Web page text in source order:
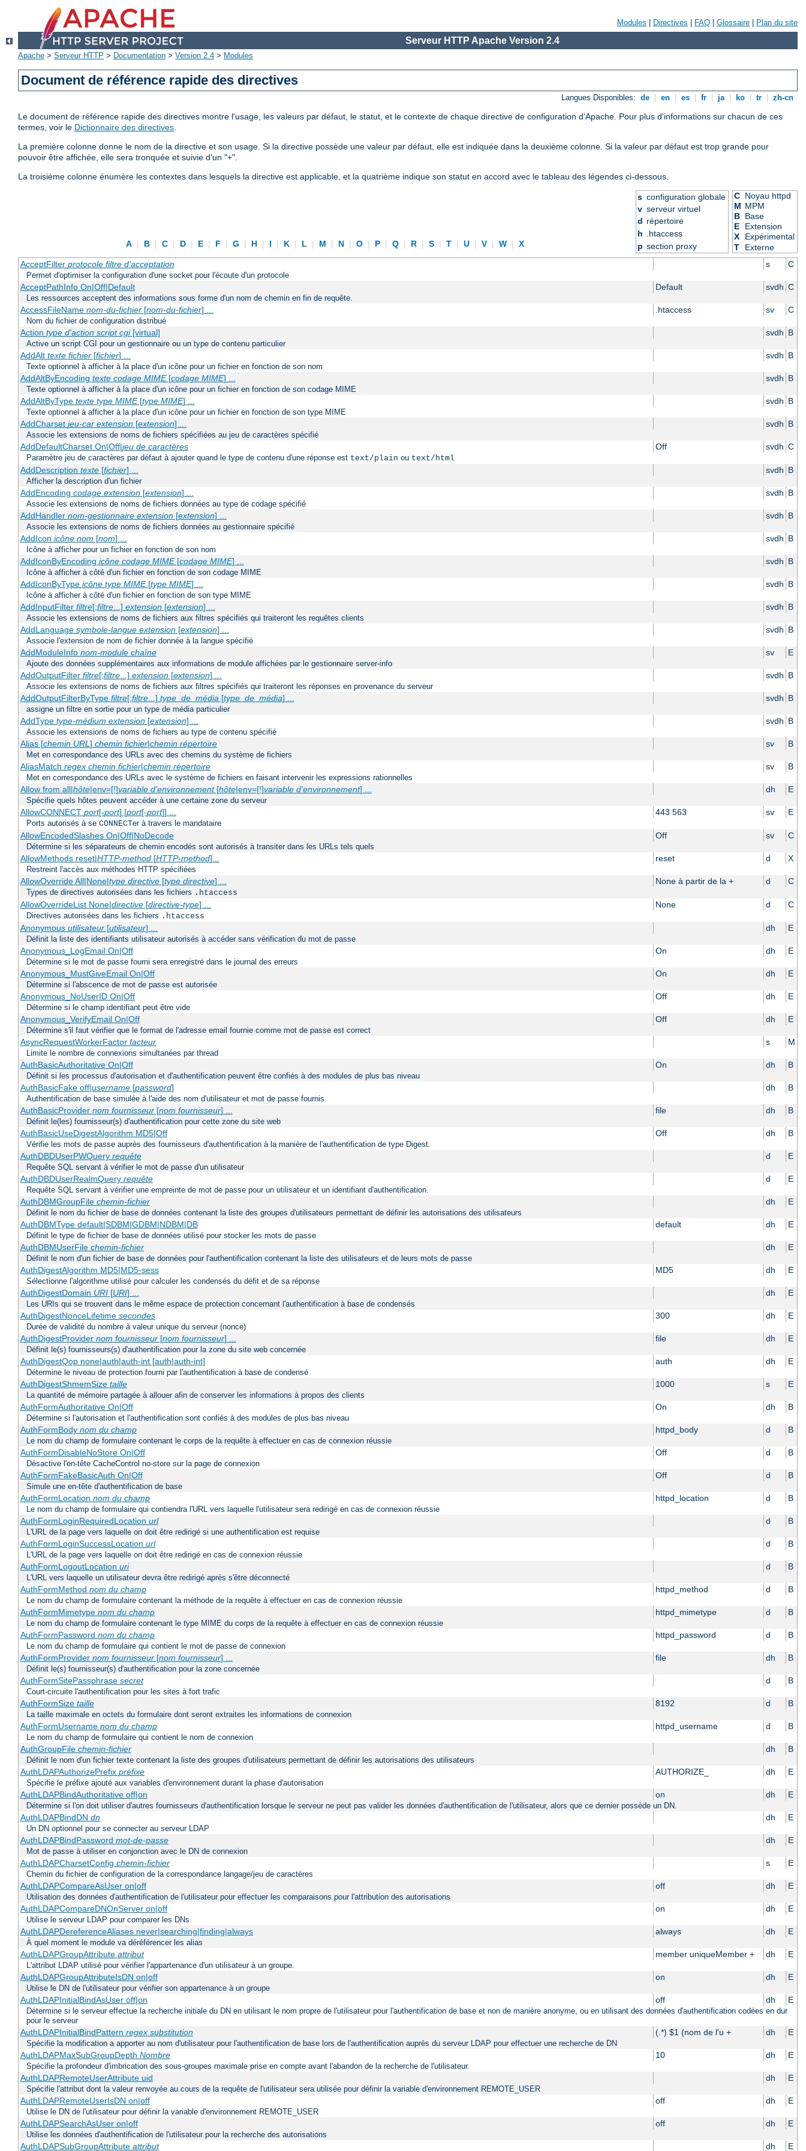
Modules Directives FAQ Glossaire Plan du site
Serveur HTTP Apache Version 2.4
Apache > Serveur HTTP > Documentation > Version 2.4 > Modules
Document de référence rapide des directives
Langues Disponibles: de en es fr ja ko tr zh-cn
Le document de référence rapide des directives montre l'usage, les valeurs par défaut, le statut, et le contexte de chaque directive de configuration d'Apache. Pour plus d'informations sur chacun de ces
termes, voir le Dictionnaire des directives.
La première colonne donne le nom de la directive et son usage. Si la directive possède une valeur par défaut, elle est indiquée dans la deuxième colonne. Si la valeur par défaut est trop grande pour
pouvoir être affichée, elle sera tronquée et suivie d'un "+".
La troisième colonne énumère les contextes dans lesquels la directive est applicable, et la quatrième indique son statut en accord avec le tableau des légendes ci-dessous.
A | B | C | D | E | F | G | H | I | K | L | M | N | O | P | Q | R | S | T | U | V | W | X
s configuration globale
v serveur virtuel
d répertoire
h .htaccess
p section proxy
C Noyau httpd
M MPM
B Base
E
Extension
X
Expérimental
T
Externe
AcceptFilter protocole filtre d'acceptation s C
Permet d'optimiser la configuration d'une socket pour l'écoute d'un protocole
AcceptPathInfo On|Off|Default Default svdh C
Les ressources acceptent des informations sous forme d'un nom de chemin en fin de requête.
AccessFileName nom-du-fichier[nom-du-fichier] ... .htaccess sv C
Nom du fichier de configuration distribué
Action type d'action script cgi[virtual] svdh B
Active un script CGI pour un gestionnaire ou un type de contenu particulier
AddAlt texte fichier[fichier] ... svdh B
Texte optionnel à afficher à la place d'un icône pour un fichier en fonction de son nom
AddAltByEncoding texte codage MIME[codage MIME] ... svdh B
Texte optionnel à afficher à la place d'un icône pour un fichier en fonction de son codage MIME
AddAltByType texte type MIME[type MIME] ... svdh B
Texte optionnel à afficher à la place d'un icône pour un fichier en fonction de son type MIME
AddCharset jeu-car extension[extension] ... svdh B
Associe les extensions de noms de fichiers spécifiées au jeu de caractères spécifié
AddDefaultCharset On|Off|jeu de caractères Off svdh C
Paramètre jeu de caractères par défaut à ajouter quand le type de contenu d'une réponse est text/plain ou text/html
AddDescription texte[fichier] ... svdh B
Afficher la description d'un fichier
AddEncoding codage extension[extension] ... svdh B
Associe les extensions de noms de fichiers données au type de codage spécifié
AddHandler nom-gestionnaire extension[extension] ... svdh B
Associe les extensions de noms de fichiers données au gestionnaire spécifié
AddIcon icône nom [nom] ... svdh B
Icône à afficher pour un fichier en fonction de son nom
AddIconByEncoding icône codage MIME[codage MIME] ... svdh B
Icône à afficher à côté d'un fichier en fonction de son codage MIME
AddIconByType icône type MIME[type MIME] ... svdh B
Icône à afficher à côté d'un fichier en fonction de son type MIME
AddInputFilter filtre[;filtre...] extension[extension] ... svdh B
Associe les extensions de noms de fichiers aux filtres spécifiés qui traiteront les requêtes clients
AddLanguage symbole-langue extension[extension] ... svdh B
Associe l'extension de nom de fichier donnée à la langue spécifié
AddModuleInfo nom-module chaîne sv E
Ajoute des données supplémentaires aux informations de module affichées par le gestionnaire server-info
AddOutputFilter filtre[;filtre...] extension[extension] ... svdh B
Associe les extensions de noms de fichiers aux filtres spécifiés qui traiteront les réponses en provenance du serveur
AddOutputFilterByType filtre[;filtre...] type_de_média[type_de_média] ... svdh B
assigne un filtre en sortie pour un type de média particulier
AddType type-médium extension[extension] ... svdh B
Associe les extensions de noms de fichiers au type de contenu spécifié
Alias [chemin URL] chemin fichier|chemin répertoire sv B
Met en correspondance des URLs avec des chemins du système de fichiers
AliasMatch regex chemin fichier|chemin répertoire sv B
Met en correspondance des URLs avec le système de fichiers en faisant intervenir les expressions rationnelles
Allow from all|hôte|env=[!]variable d'environnement[hôte|env=[!]variable d'environnement] ... dh E
Spécifie quels hôtes peuvent accéder à une certaine zone du serveur
AllowCONNECT port[-port] [port[-port]] ... 443 563 sv E
Ports autorisés à se CONNECTer à travers le mandataire
AllowEncodedSlashes On|Off|NoDecode Off sv C
Détermine si les séparateurs de chemin encodés sont autorisés à transiter dans les URLs tels quels
AllowMethods reset|HTTP-method[HTTP-method]... reset d X
Restreint l'accès aux méthodes HTTP spécifiées
AllowOverride All|None|type directive[type directive] ... None à partir de la + d C
Types de directives autorisées dans les fichiers .htaccess
AllowOverrideList None|directive[directive-type] ... None d C
Directives autorisées dans les fichiers .htaccess
Anonymous utilisateur[utilisateur] ... dh E
Définit la liste des identifiants utilisateur autorisés à accéder sans vérification du mot de passe
Anonymous_LogEmail On|Off On dh E
Détermine si le mot de passe fourni sera enregistré dans le journal des erreurs
Anonymous_MustGiveEmail On|Off On dh E
Détermine si l'abscence de mot de passe est autorisée
Anonymous_NoUserID On|Off Off dh E
Détermine si le champ identifiant peut être vide
Anonymous_VerifyEmail On|Off Off dh E
Détermine s'il faut vérifier que le format de l'adresse email fournie comme mot de passe est correct
AsyncRequestWorkerFactor facteur s M
Limite le nombre de connexions simultanées par thread
AuthBasicAuthoritative On|Off On dh B
Définit si les processus d'autorisation et d'authentification peuvent être confiés à des modules de plus bas niveau
AuthBasicFake off|username[password] dh B
Authentification de base simulée à l'aide des nom d'utilisateur et mot de passe fournis
AuthBasicProvider nom fournisseur[nom fournisseur] ... file dh B
Définit le(les) fournisseur(s) d'authentification pour cette zone du site web
AuthBasicUseDigestAlgorithm MD5|Off Off dh B
Vérifie les mots de passe auprès des fournisseurs d'authentification à la manière de l'authentification de type Digest.
AuthDBDUserPWQuery requête d E
Requête SQL servant à vérifier le mot de passe d'un utilisateur
AuthDBDUserRealmQuery requête d E
Requête SQL servant à vérifier une empreinte de mot de passe pour un utilisateur et un identifiant d'authentification.
AuthDBMGroupFile chemin-fichier dh E
Définit le nom du fichier de base de données contenant la liste des groupes d'utilisateurs permettant de définir les autorisations des utilisateurs
AuthDBMType default|SDBM|GDBM|NDBM|DB default dh E
Définit le type de fichier de base de données utilisé pour stocker les mots de passe
AuthDBMUserFile chemin-fichier dh E
Définit le nom d'un fichier de base de données pour l'authentification contenant la liste des utilisateurs et de leurs mots de passe
AuthDigestAlgorithm MD5|MD5-sess MD5 dh E
Sélectionne l'algorithme utilisé pour calculer les condensés du défit et de sa réponse
AuthDigestDomain URI[URI] ... dh E
Les URIs qui se trouvent dans le même espace de protection concernant l'authentification à base de condensés
AuthDigestNonceLifetime secondes 300 dh E
Durée de validité du nombre à valeur unique du serveur (nonce)
AuthDigestProvider nom fournisseur[nom fournisseur] ... file dh E
Définit le(s) fournisseurs(s) d'authentification pour la zone du site web concernée
AuthDigestQop none|auth|auth-int [auth|auth-int] auth dh E
Détermine le niveau de protection fourni par l'authentification à base de condensé
AuthDigestShmemSize taille 1000 s E
La quantité de mémoire partagée à allouer afin de conserver les informations à propos des clients
AuthFormAuthoritative On|Off On dh B
Détermine si l'autorisation et l'authentification sont confiés à des modules de plus bas niveau
AuthFormBody nom du champ httpd_body d B
Le nom du champ de formulaire contenant le corps de la requête à effectuer en cas de connexion réussie
AuthFormDisableNoStore On|Off Off d B
Désactive l'en-tête CacheControl no-store sur la page de connexion
AuthFormFakeBasicAuth On|Off Off d B
Simule une en-tête d'authentification de base
AuthFormLocation nom du champ httpd_location d B
Le nom du champ de formulaire qui contiendra l'URL vers laquelle l'utilisateur sera redirigé en cas de connexion réussie
AuthFormLoginRequiredLocation url d B
L'URL de la page vers laquelle on doit être redirigé si une authentification est requise
AuthFormLoginSuccessLocation url d B
L'URL de la page vers laquelle on doit être redirigé en cas de connexion réussie
AuthFormLogoutLocation uri d B
L'URL vers laquelle un utilisateur devra être redirigé après s'être déconnecté
AuthFormMethod nom du champ httpd_method d B
Le nom du champ de formulaire contenant la méthode de la requête à effectuer en cas de connexion réussie
AuthFormMimetype nom du champ httpd_mimetype d B
Le nom du champ de formulaire contenant le type MIME du corps de la requête à effectuer en cas de connexion réussie
AuthFormPassword nom du champ httpd_password d B
Le nom du champ de formulaire qui contient le mot de passe de connexion
AuthFormProvider nom fournisseur[nom fournisseur] ... file dh B
Définit le(s) fournisseur(s) d'authentification pour la zone concernée
AuthFormSitePassphrase secret d B
Court-circuite l'authentification pour les sites à fort trafic
AuthFormSize taille 8192 d B
La taille maximale en octets du formulaire dont seront extraites les informations de connexion
AuthFormUsername nom du champ httpd_username d B
Le nom du champ de formulaire qui contient le nom de connexion
AuthGroupFile chemin-fichier dh B
Définit le nom d'un fichier texte contenant la liste des groupes d'utilisateurs permettant de définir les autorisations des utilisateurs
AuthLDAPAuthorizePrefix préfixe AUTHORIZE_ dh E
Spécifie le préfixe ajouté aux variables d'environnement durant la phase d'autorisation
AuthLDAPBindAuthoritative off|on on dh E
Détermine si l'on doit utiliser d'autres fournisseurs d'authentification lorsque le serveur ne peut pas valider les données d'authentification de l'utilisateur, alors que ce dernier possède un DN.
AuthLDAPBindDN dn dh E
Un DN optionnel pour se connecter au serveur LDAP
AuthLDAPBindPassword mot-de-passe dh E
Mot de passe à utiliser en conjonction avec le DN de connexion
AuthLDAPCharsetConfig chemin-fichier s E
Chemin du fichier de configuration de la correspondance langage/jeu de caractères
AuthLDAPCompareAsUser on|off off dh E
Utilisation des données d'authentification de l'utilisateur pour effectuer les comparaisons pour l'attribution des autorisations
AuthLDAPCompareDNOnServer on|off on dh E
Utilise le serveur LDAP pour comparer les DNs
AuthLDAPDereferenceAliases never|searching|finding|always always dh E
À quel moment le module va déréférencer les alias
AuthLDAPGroupAttribute attribut member uniqueMember + dh E
L'attribut LDAP utilisé pour vérifier l'appartenance d'un utilisateur à un groupe.
AuthLDAPGroupAttributeIsDN on|off on dh E
Utilise le DN de l'utilisateur pour vérifier son appartenance à un groupe
AuthLDAPInitialBindAsUser off|on off dh E
Détermine si le serveur effectue la recherche initiale du DN en utilisant le nom propre de l'utilisateur pour l'authentification de base et non de manière anonyme, ou en utilisant des données d'authentification codées en dur
pour le serveur
AuthLDAPInitialBindPattern regex substitution (.*) $1 (nom de l'u + dh E
Spécifie la modification a apporter au nom d'utilisateur pour l'authentification de base lors de l'authentification auprès du serveur LDAP pour effectuer une recherche de DN
AuthLDAPMaxSubGroupDepth Nombre 10 dh E
Spécifie la profondeur d'imbrication des sous-groupes maximale prise en compte avant l'abandon de la recherche de l'utilisateur.
AuthLDAPRemoteUserAttribute uid dh E
Spécifie l'attribut dont la valeur renvoyée au cours de la requête de l'utilisateur sera utilisée pour définir la variable d'environnement REMOTE_USER
AuthLDAPRemoteUserIsDN on|off off dh E
Utilise le DN de l'utilisateur pour définir la variable d'environnement REMOTE_USER
AuthLDAPSearchAsUser on|off off dh E
Utilise les données d'authentification de l'utilisateur pour la recherche des autorisations
AuthLDAPSubGroupAttribute attribut dh E